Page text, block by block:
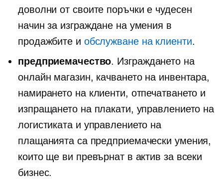
доволни от своите поръчки е чудесен
начин за изграждане на умения в
продажбите и обслужване на клиенти.
предприемачество. Изграждането на
онлайн магазин, качването на инвентара,
намирането на клиенти, отпечатването и
изпращането на плакати, управлението на
логистиката и управлението на
плащанията са предприемачески умения,
които ще ви превърнат в актив за всеки
бизнес.